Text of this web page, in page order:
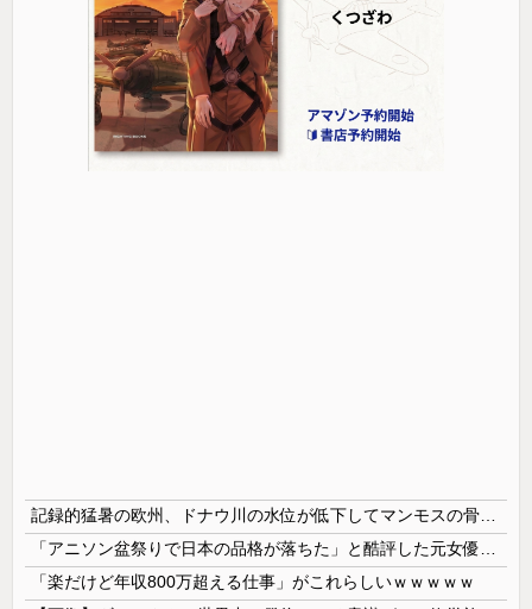
「楽だけど年収800万超える仕事」がこれらしいｗｗｗｗｗ